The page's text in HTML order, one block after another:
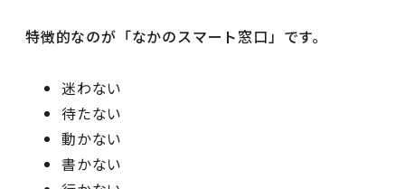
特徴的なのが「なかのスマート窓口」です。
迷わない
待たない
動かない
書かない